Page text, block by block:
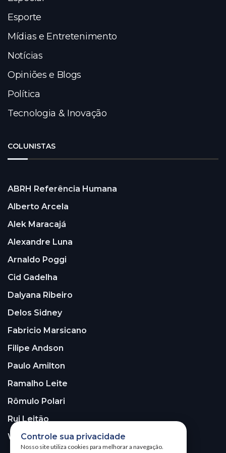
Esporte
Mídias e Entretenimento
Notícias
Opiniões e Blogs
Política
Tecnologia & Inovação
COLUNISTAS
ABRH Referência Humana
Alberto Arcela
Alek Maracajá
Alexandre Luna
Arnaldo Poggi
Cid Gadelha
Dalyana Ribeiro
Delos Sidney
Fabricio Marsicano
Filipe Andson
Paulo Amilton
Ramalho Leite
Rômulo Polari
Rui Leitão
Walter Santos
Controle sua privacidade
Nosso site utiliza cookies para melhorar a navegação.